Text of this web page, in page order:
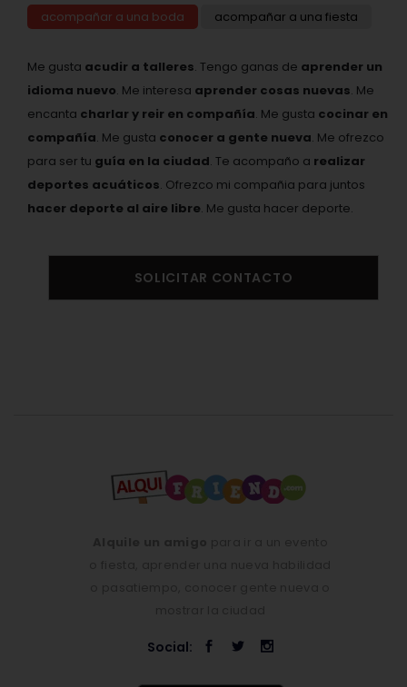
acompañar a una boda
acompañar a una fiesta
Me gusta acudir a talleres. Tengo ganas de aprender un
idioma nuevo. Me interesa aprender cosas nuevas. Me
encanta charlar y reir en compañía. Me gusta cocinar en
compañía. Me gusta conocer a gente nueva. Me ofrezco
para ser tu guía en la ciudad. Te acompaño a realizar
deportes acuáticos. Ofrezco mi compañia para juntos
hacer deporte al aire libre. Me gusta hacer deporte.
SOLICITAR CONTACTO
Social: